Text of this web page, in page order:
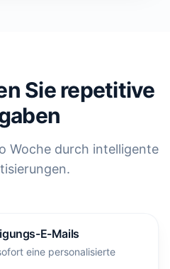
Sie repetitive
Woche durch intelligente
E-Mails
eine personalisierte